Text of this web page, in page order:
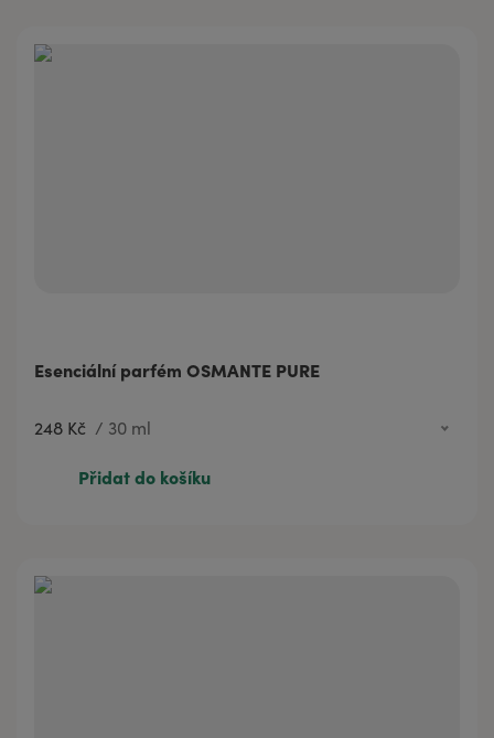
Esenciální parfém OSMANTE PURE
248 Kč / 30 ml
60 Kč
3 ml
Přidat do košíku